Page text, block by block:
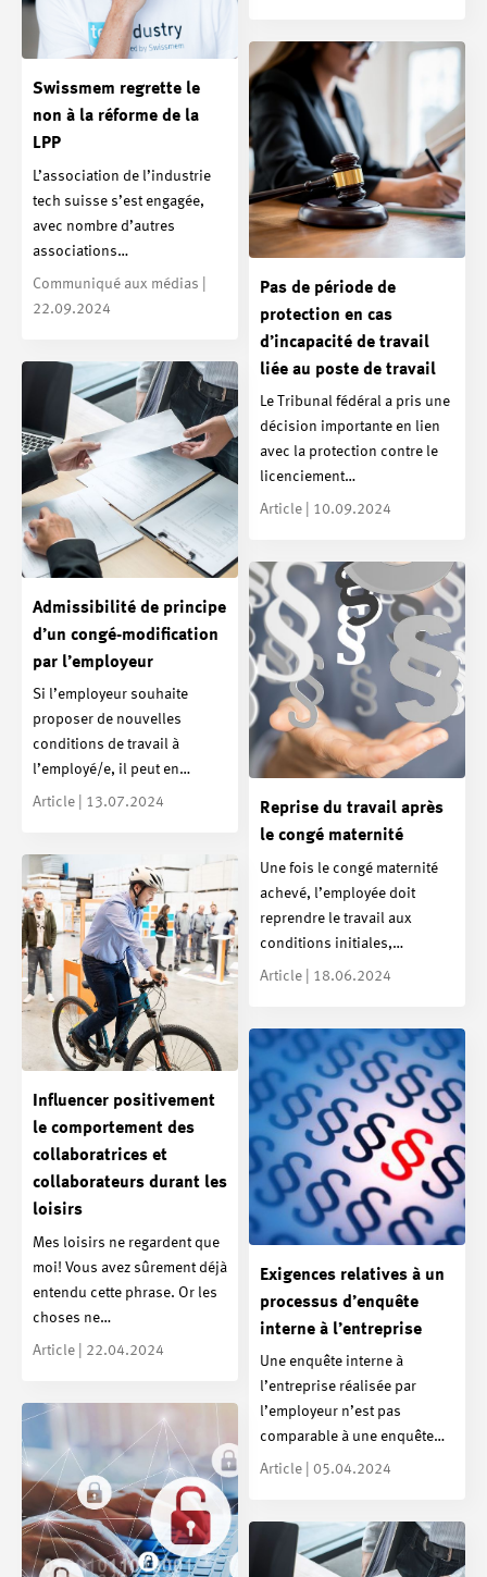
Swissmem regrette le
non à la réforme de la
LPP
L’association de l’industrie
tech suisse s’est engagée,
avec nombre d’autres
associations…
Communiqué aux médias |
22.09.2024
Pas de période de
protection en cas
d’incapacité de travail
liée au poste de travail
Le Tribunal fédéral a pris une
décision importante en lien
avec la protection contre le
licenciement…
Article | 10.09.2024
Admissibilité de principe
d’un congé-modification
par l’employeur
Si l’employeur souhaite
proposer de nouvelles
conditions de travail à
l’employé/e, il peut en…
Article | 13.07.2024
Reprise du travail après
le congé maternité
Une fois le congé maternité
achevé, l’employée doit
reprendre le travail aux
conditions initiales,…
Article | 18.06.2024
Influencer positivement
le comportement des
collaboratrices et
collaborateurs durant les
loisirs
Mes loisirs ne regardent que
moi! Vous avez sûrement déjà
entendu cette phrase. Or les
choses ne…
Article | 22.04.2024
Exigences relatives à un
processus d’enquête
interne à l’entreprise
Une enquête interne à
l’entreprise réalisée par
l’employeur n’est pas
comparable à une enquête…
Article | 05.04.2024